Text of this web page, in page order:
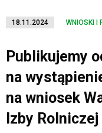
18.11.2024 WNIOSKI I
Publikujemy
na
na wniosek
Izby